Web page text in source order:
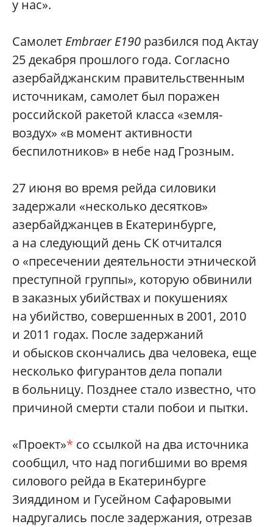
у нас».
Самолет Embraer E190 разбился под Актау
25 декабря прошлого года. Согласно
азербайджанским правительственным
источникам, самолет был поражен
российской ракетой класса «земля-
воздух» «в момент активности
беспилотников» в небе над Грозным.
27 июня во время рейда силовики
задержали «несколько десятков»
азербайджанцев в Екатеринбурге,
а на следующий день СК отчитался
о «пресечении деятельности этнической
преступной группы», которую обвинили
в заказных убийствах и покушениях
на убийство, совершенных в 2001, 2010
и 2011 годах. После задержаний
и обысков скончались два человека, еще
несколько фигурантов дела попали
в больницу. Позднее стало известно, что
причиной смерти стали побои и пытки.
«Проект»* со ссылкой на два источника
сообщил, что над погибшими во время
силового рейда в Екатеринбурге
Зияддином и Гусейном Сафаровыми
надругались после задержания, отрезав